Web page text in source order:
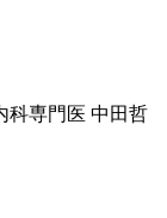
科専門医 中田哲